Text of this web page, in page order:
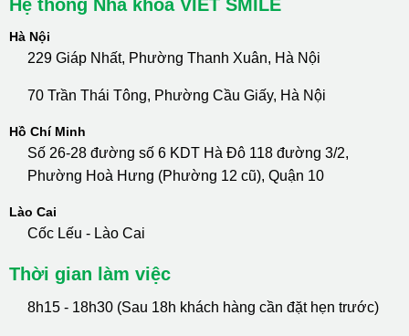
Hệ thống Nha khoa VIET SMILE
Hà Nội
229 Giáp Nhất, Phường Thanh Xuân, Hà Nội
70 Trần Thái Tông, Phường Cầu Giấy, Hà Nội
Hồ Chí Minh
Số 26-28 đường số 6 KDT Hà Đô 118 đường 3/2,
Phường Hoà Hưng (Phường 12 cũ), Quận 10
Lào Cai
Cốc Lếu - Lào Cai
Thời gian làm việc
8h15 - 18h30 (Sau 18h khách hàng cần đặt hẹn trước)